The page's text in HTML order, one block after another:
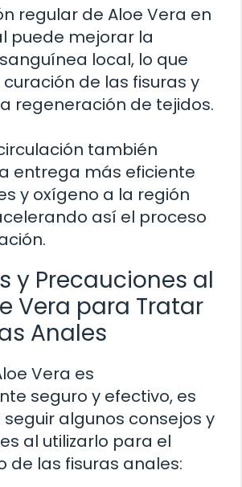
regular de Aloe Vera en
puede mejorar la
local, lo que
de las fisuras y
regeneración de tejidos.
también
entrega más eficiente
y oxígeno a la región
así el proceso
y Precauciones al
Vera para Tratar
Anales
Vera es
seguro y efectivo, es
algunos consejos y
al utilizarlo para el
de las fisuras anales: